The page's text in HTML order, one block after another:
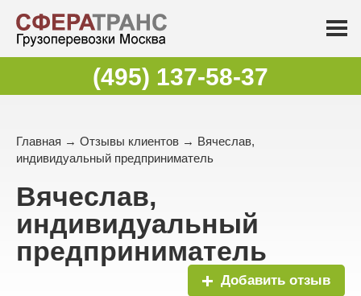
(495) 137-58-37
Главная → Отзывы клиентов → Вячеслав,
индивидуальный предприниматель
Вячеслав,
индивидуальный
предприниматель
Добавить отзыв